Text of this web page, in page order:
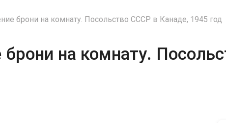
брони на комнату. Посольство СССР в Канаде, 1945 год
брони на комнату.